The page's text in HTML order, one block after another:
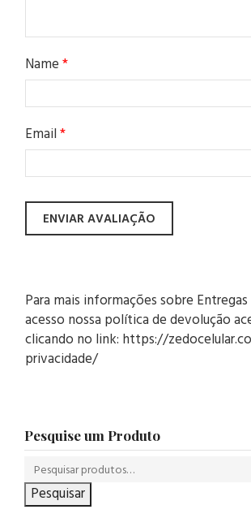
Name*
Email*
Para mais informações sobre
acesso nossa política de devolução
clicando no link: https://
privacidade/
Pesquise um Produto
Pesquisar